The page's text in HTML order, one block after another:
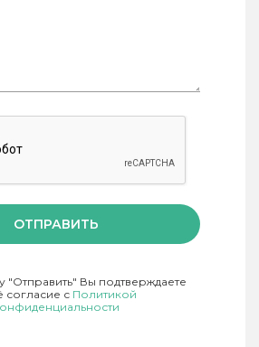
ОТПРАВИТЬ
"Отправить" Вы подтверждаете
согласие с Политикой